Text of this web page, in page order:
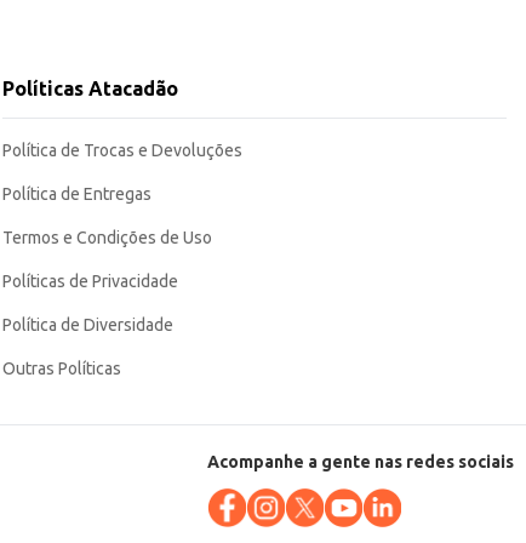
Políticas Atacadão
Política de Trocas e Devoluções
Política de Entregas
Termos e Condições de Uso
Políticas de Privacidade
Política de Diversidade
Outras Políticas
Acompanhe a gente nas redes sociais